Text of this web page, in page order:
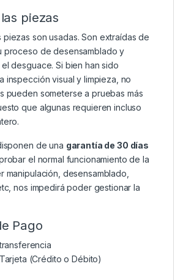
piezas
piezas son usadas. Son extraídas de
proceso de desensamblado y
desguace. Si bien han sido
inspección visual y limpieza, no
pueden someterse a pruebas más
que algunas requieren incluso
de una garantía de 30 días
el normal funcionamiento de la
manipulación, desensamblado,
nos impedirá poder gestionar la
Pago
(Crédito o Débito)